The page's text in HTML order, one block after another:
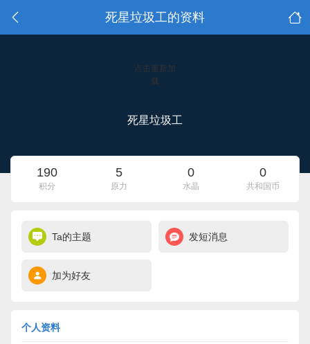
死星垃圾工的资料
点击重新加
载
死星垃圾工
190
积分
5
原力
0
水晶
0
共和国币
Ta的主题 发短消息
加为好友
个人资料